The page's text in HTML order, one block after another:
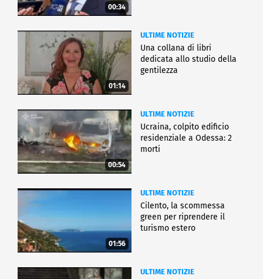
00:34
01:14
ULTIME NOTIZIE
Una collana di libri
dedicata allo studio della
gentilezza
00:54
ULTIME NOTIZIE
Ucraina, colpito edificio
residenziale a Odessa: 2
morti
01:56
ULTIME NOTIZIE
Cilento, la scommessa
green per riprendere il
turismo estero
ULTIME NOTIZIE